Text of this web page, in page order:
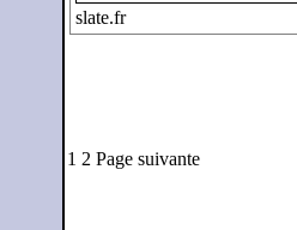
slate.fr
1 2 Page suivante